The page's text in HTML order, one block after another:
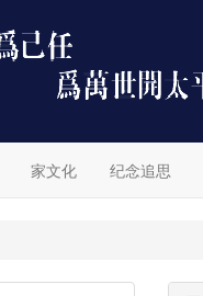
家文化 纪念追思